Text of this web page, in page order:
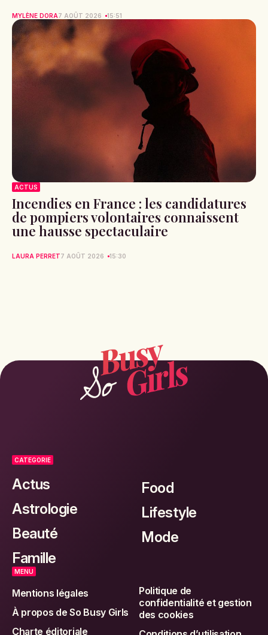
MYLÈNE DORA7 AOÛT 2026 15:51
ACTUS
Incendies en France : les candidatures
de pompiers volontaires connaissent
une hausse spectaculaire
LAURA PERRET7 AOÛT 2026 15:30
CATEGORIE
Actus
Astrologie
Beauté
Famille
Food
Lifestyle
Mode
MENU
Mentions légales
À propos de So Busy Girls
Charte éditoriale
Politique de
confidentialité et gestion
des cookies